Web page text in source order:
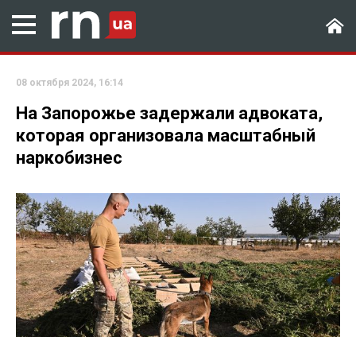
08 октября 2024, 16:14
На Запорожье задержали адвоката,
которая организовала масштабный
наркобизнес